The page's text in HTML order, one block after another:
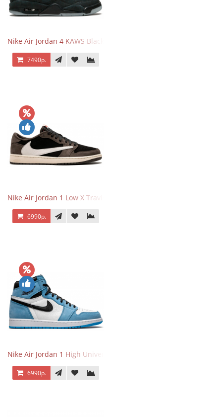
Nike Air Jordan 4 KAWS Black
7490р.
Nike Air Jordan 1 Low X Travis Scott
6990р.
Nike Air Jordan 1 High University Blue
6990р.